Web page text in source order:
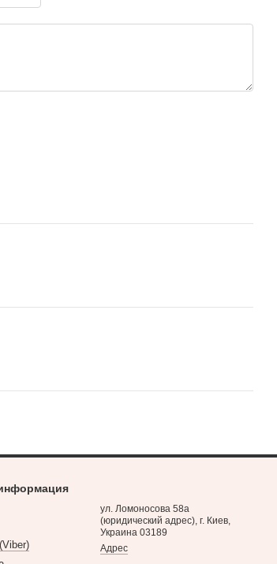
ул. Ломоносова 58а
(юридический адрес), г. Киев,
Украина 03189
Адрес